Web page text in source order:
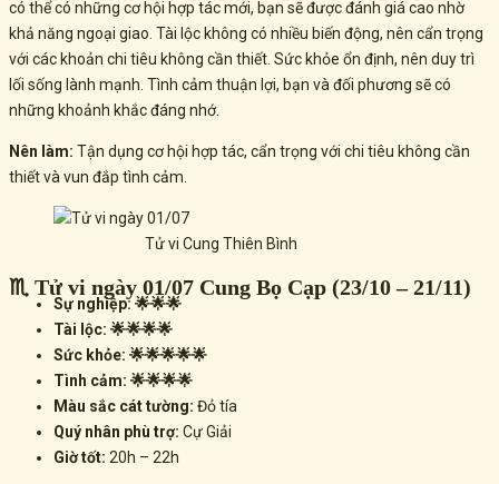
có thể có những cơ hội hợp tác mới, bạn sẽ được đánh giá cao nhờ
khả năng ngoại giao. Tài lộc không có nhiều biến động, nên cẩn trọng
với các khoản chi tiêu không cần thiết . Sức khỏe ổn định, nên duy trì
lối sống lành mạnh . Tình cảm thuận lợi, bạn và đối phương sẽ có
những khoảnh khắc đáng nhớ.
Nên làm: Tận dụng cơ hội hợp tác, cẩn trọng với chi tiêu không cần
thiết và vun đắp tình cảm.
Tử vi Cung Thiên Bình
♏ Tử vi ngày 01/07 Cung Bọ Cạp (23/10 – 21/11)
Sự nghiệp: 🌟🌟🌟
Tài lộc: 🌟🌟🌟🌟
Sức khỏe: 🌟🌟🌟🌟🌟
Tình cảm: 🌟🌟🌟🌟
Màu sắc cát tường: Đỏ tía
Quý nhân phù trợ: Cự Giải
Giờ tốt: 20h – 22h